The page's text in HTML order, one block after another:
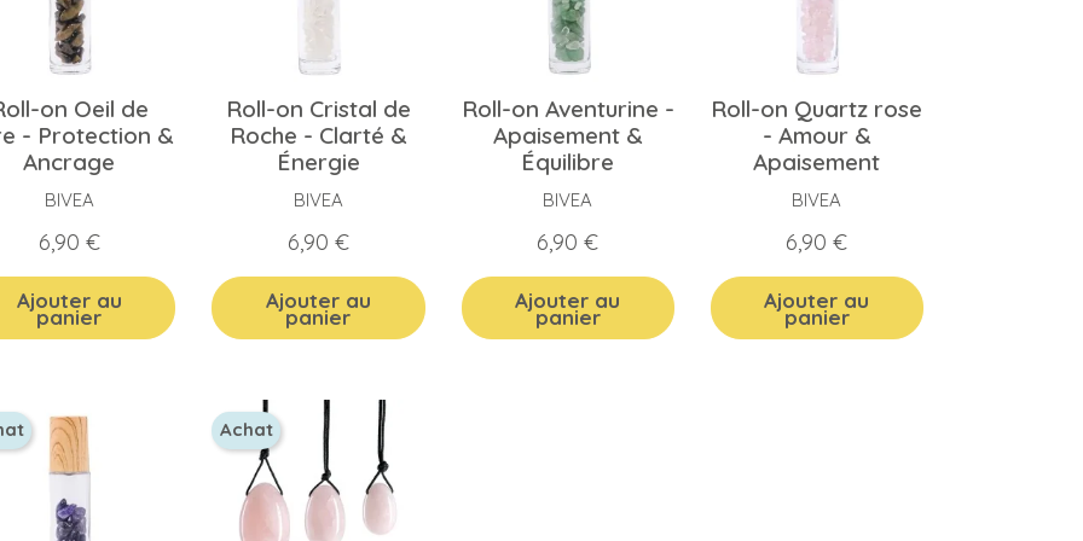
on Oeil de
- Protection &
Ancrage
BIVEA
Prix
6,90 €
Ajouter au
panier
Roll-on Cristal de
Roche - Clarté &
Énergie
BIVEA
Prix
6,90 €
Ajouter au
panier
Roll-on Aventurine -
Apaisement &
Équilibre
BIVEA
Prix
6,90 €
Ajouter au
panier
Roll-on Quartz rose
- Amour &
Apaisement
BIVEA
Prix
6,90 €
Ajouter au
panier
Achat